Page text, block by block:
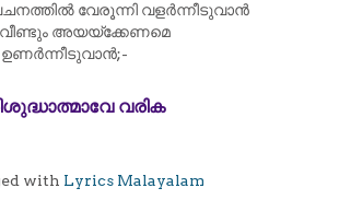
വേരൂന്നി വളർന്നീടുവാൻ
വീണ്ടും അയയ്ക്കേണമെ
ഉണർന്നീടുവാൻ;-
വരിക
with Lyrics Malayalam